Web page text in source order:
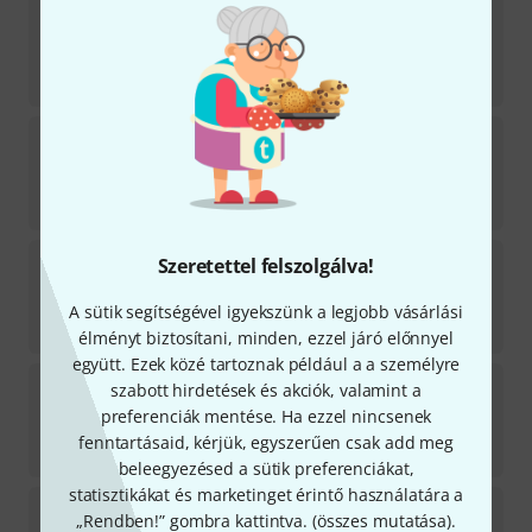
Szeretettel felszolgálva!
A sütik segítségével igyekszünk a legjobb vásárlási
élményt biztosítani, minden, ezzel járó előnnyel
együtt. Ezek közé tartoznak például a a személyre
szabott hirdetések és akciók, valamint a
preferenciák mentése. Ha ezzel nincsenek
fenntartásaid, kérjük, egyszerűen csak add meg
beleegyezésed a sütik preferenciákat,
statisztikákat és marketinget érintő használatára a
„Rendben!” gombra kattintva. (összes mutatása).
RoadworxCamera Stand Set
Hozzávetőleg egy héten belül raktáron
16 590Ft
RoadworxSmartphone Stand Set
Azonnal szállítható
16 390Ft
RoadworxSmartphone/Tablet Holder
Azonnal szállítható
4 799 Ft
Roadworx TM-X Arm 180
3
Azonnal szállítható
7 399 Ft
RoadworxTM-X Pole 300 Fixed